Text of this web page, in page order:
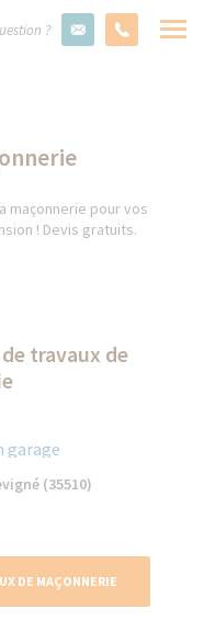
?
maçonnerie pour vos
! Devis gratuits.
travaux de
(35510)
DE MAÇONNERIE